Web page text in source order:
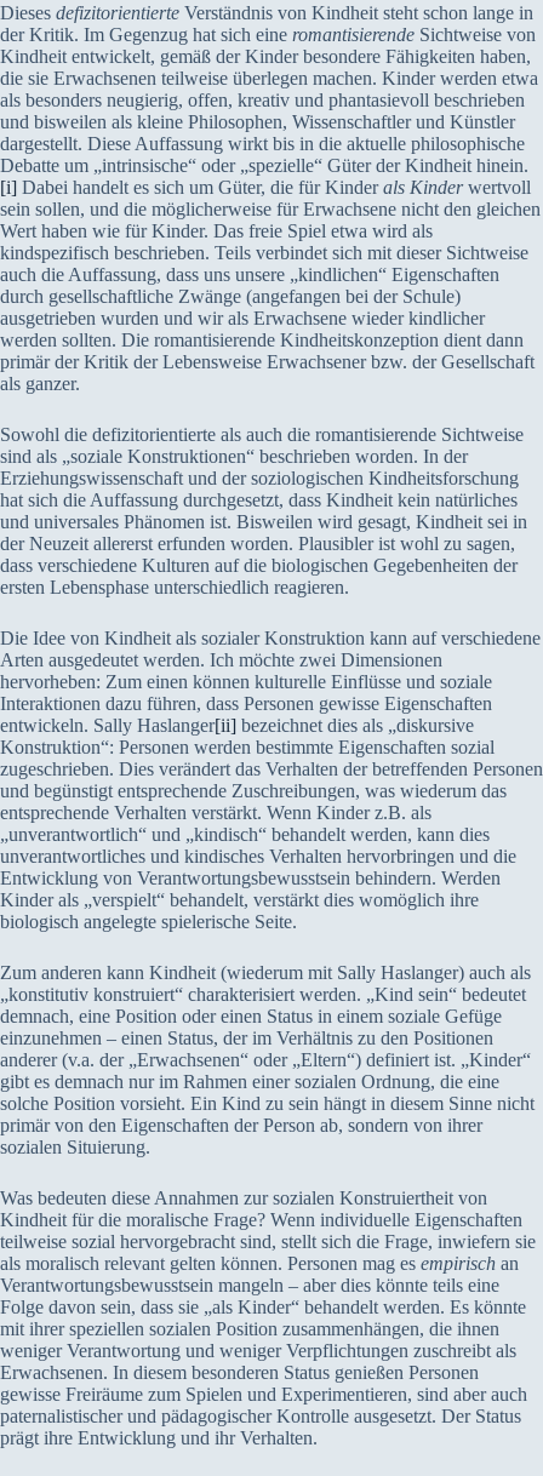
Dieses defizitorientierte Verständnis von Kindheit steht schon lange in
der Kritik. Im Gegenzug hat sich eine romantisierende Sichtweise von
Kindheit entwickelt, gemäß der Kinder besondere Fähigkeiten haben,
die sie Erwachsenen teilweise überlegen machen. Kinder werden etwa
als besonders neugierig, offen, kreativ und phantasievoll beschrieben
und bisweilen als kleine Philosophen, Wissenschaftler und Künstler
dargestellt. Diese Auffassung wirkt bis in die aktuelle philosophische
Debatte um „intrinsische“ oder „spezielle“ Güter der Kindheit hinein.
[i] Dabei handelt es sich um Güter, die für Kinderals Kinderwertvoll
sein sollen, und die möglicherweise für Erwachsene nicht den gleichen
Wert haben wie für Kinder. Das freie Spiel etwa wird als
kindspezifisch beschrieben. Teils verbindet sich mit dieser Sichtweise
auch die Auffassung, dass uns unsere „kindlichen“ Eigenschaften
durch gesellschaftliche Zwänge (angefangen bei der Schule)
ausgetrieben wurden und wir als Erwachsene wieder kindlicher
werden sollten. Die romantisierende Kindheitskonzeption dient dann
primär der Kritik der Lebensweise Erwachsener bzw. der Gesellschaft
als ganzer.
Sowohl die defizitorientierte als auch die romantisierende Sichtweise
sind als „soziale Konstruktionen“ beschrieben worden. In der
Erziehungswissenschaft und der soziologischen Kindheitsforschung
hat sich die Auffassung durchgesetzt, dass Kindheit kein natürliches
und universales Phänomen ist. Bisweilen wird gesagt, Kindheit sei in
der Neuzeit allererst erfunden worden. Plausibler ist wohl zu sagen,
dass verschiedene Kulturen auf die biologischen Gegebenheiten der
ersten Lebensphase unterschiedlich reagieren.
Die Idee von Kindheit als sozialer Konstruktion kann auf verschiedene
Arten ausgedeutet werden. Ich möchte zwei Dimensionen
hervorheben: Zum einen können kulturelle Einflüsse und soziale
Interaktionen dazu führen, dass Personen gewisse Eigenschaften
entwickeln. Sally Haslanger[ii] bezeichnet dies als „diskursive
Konstruktion“: Personen werden bestimmte Eigenschaften sozial
zugeschrieben. Dies verändert das Verhalten der betreffenden Personen
und begünstigt entsprechende Zuschreibungen, was wiederum das
entsprechende Verhalten verstärkt. Wenn Kinder z.B. als
„unverantwortlich“ und „kindisch“ behandelt werden, kann dies
unverantwortliches und kindisches Verhalten hervorbringen und die
Entwicklung von Verantwortungsbewusstsein behindern. Werden
Kinder als „verspielt“ behandelt, verstärkt dies womöglich ihre
biologisch angelegte spielerische Seite.
Zum anderen kann Kindheit (wiederum mit Sally Haslanger) auch als
„konstitutiv konstruiert“ charakterisiert werden. „Kind sein“ bedeutet
demnach, eine Position oder einen Status in einem soziale Gefüge
einzunehmen – einen Status, der im Verhältnis zu den Positionen
anderer (v.a. der „Erwachsenen“ oder „Eltern“) definiert ist. „Kinder“
gibt es demnach nur im Rahmen einer sozialen Ordnung, die eine
solche Position vorsieht. Ein Kind zu sein hängt in diesem Sinne nicht
primär von den Eigenschaften der Person ab, sondern von ihrer
sozialen Situierung.
Was bedeuten diese Annahmen zur sozialen Konstruiertheit von
Kindheit für die moralische Frage? Wenn individuelle Eigenschaften
teilweise sozial hervorgebracht sind, stellt sich die Frage, inwiefern sie
als moralisch relevant gelten können. Personen mag es empirisch an
Verantwortungsbewusstsein mangeln – aber dies könnte teils eine
Folge davon sein, dass sie „als Kinder“ behandelt werden. Es könnte
mit ihrer speziellen sozialen Position zusammenhängen, die ihnen
weniger Verantwortung und weniger Verpflichtungen zuschreibt als
Erwachsenen. In diesem besonderen Status genießen Personen
gewisse Freiräume zum Spielen und Experimentieren, sind aber auch
paternalistischer und pädagogischer Kontrolle ausgesetzt. Der Status
prägt ihre Entwicklung und ihr Verhalten.